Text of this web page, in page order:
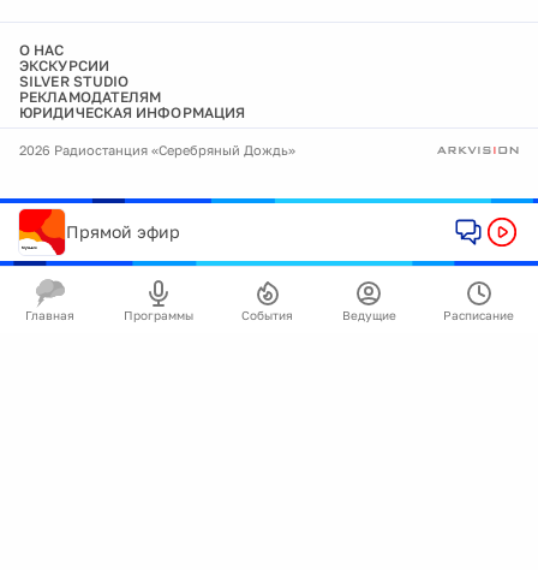
О НАС
ЭКСКУРСИИ
SILVER STUDIO
РЕКЛАМОДАТЕЛЯМ
ЮРИДИЧЕСКАЯ ИНФОРМАЦИЯ
2026 Радиостанция «Серебряный Дождь»
Прямой эфир
Главная Программы События Ведущие Расписание